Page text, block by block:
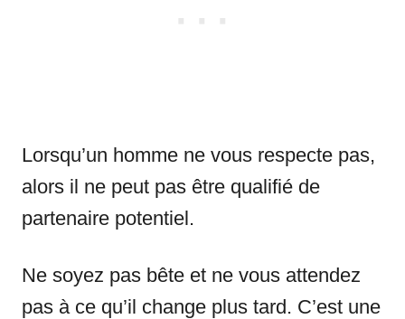
Lorsqu’un homme ne vous respecte pas,
alors il ne peut pas être qualifié de
partenaire potentiel.
Ne soyez pas bête et ne vous attendez
pas à ce qu’il change plus tard. C’est une